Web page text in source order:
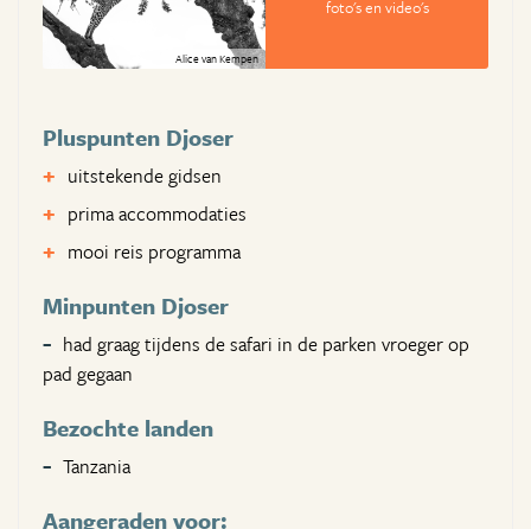
Alice van Kempen
foto's en video's
Pluspunten Djoser
uitstekende gidsen
prima accommodaties
mooi reis programma
Minpunten Djoser
had graag tijdens de safari in de parken vroeger op
pad gegaan
Bezochte landen
Tanzania
Aangeraden voor: